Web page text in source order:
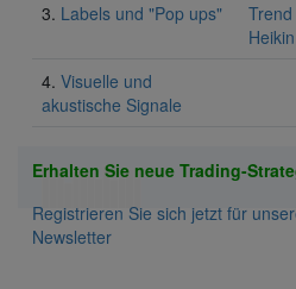
3. Labels und "Pop ups"
4. Visuelle und
akustische Signale
Erhalten Sie neue Trading-
Registrieren Sie sich jetzt für
Newsletter